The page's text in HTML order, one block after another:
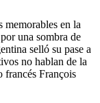
memorables en la
una sombra de
selló su pase a
no hablan de la
francés François